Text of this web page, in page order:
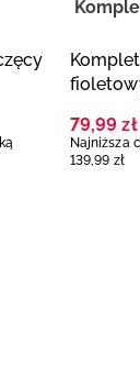
79,99 zł
Najniższa
139 ,99 zł